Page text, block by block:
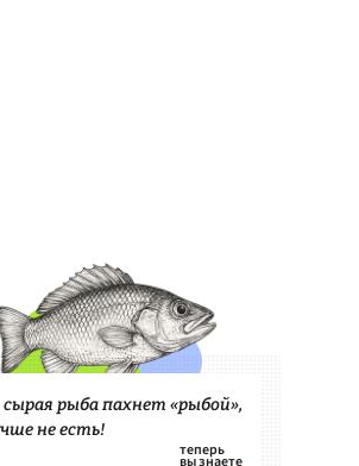
сырая рыба пахнет «рыбой»,
не есть!